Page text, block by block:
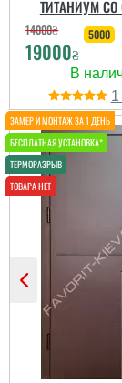
Надійний та
вибір для
дверей у
бояться
деякий час
читати всі
ТИТАНИУМ СО
14000₴
19000₴
5000
1